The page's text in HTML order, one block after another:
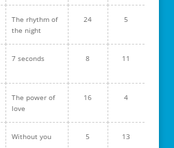
The rhythm of
the night
24 5
7 seconds 8 11
The power of
love
16 4
Without you 5 13